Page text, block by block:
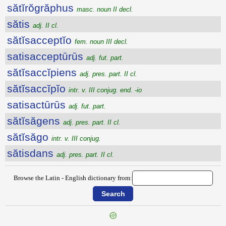
sătĭrŏgrăphus masc. noun II decl.
sătis adj. II cl.
sătĭsacceptĭo fem. noun III decl.
satisacceptūrūs adj. fut. part.
sătĭsaccĭpiens adj. pres. part. II cl.
sătĭsaccĭpĭo intr. v. III conjug. end. -io
satisactūrūs adj. fut. part.
sătĭsăgens adj. pres. part. II cl.
sătĭsăgo intr. v. III conjug.
sătisdans adj. pres. part. II cl.
Browse the Latin - English dictionary from: